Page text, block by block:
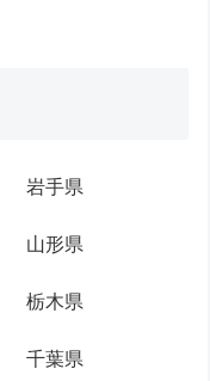
岩手県
山形県
栃木県
千葉県